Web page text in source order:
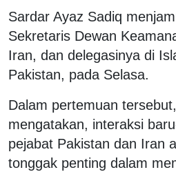
Sardar Ayaz Sadiq
Sekretaris Dewan
Iran, dan delegasinya di
Pakistan, pada Selasa.
Dalam pertemuan
mengatakan, interaksi
pejabat Pakistan dan Iran
tonggak penting dalam